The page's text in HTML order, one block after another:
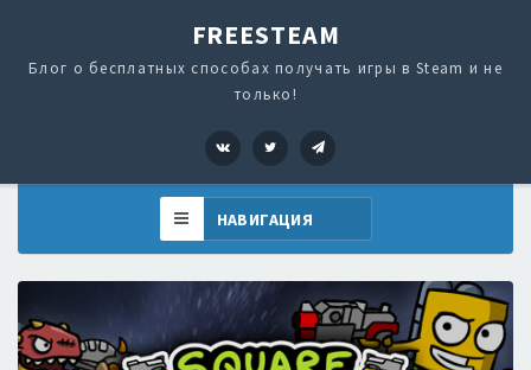
FREESTEAM
Блог о бесплатных способах получать игры в Steam и не
только!
VK Twitter